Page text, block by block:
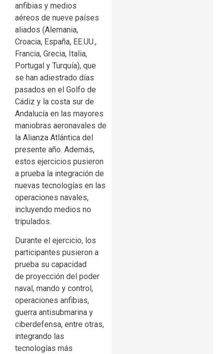
anfibias y medios
aéreos de nueve países
aliados (Alemania,
Croacia, España, EE.UU.,
Francia, Grecia, Italia,
Portugal y Turquía), que
se han adiestrado días
pasados en el Golfo de
Cádiz y la costa sur de
Andalucía en las mayores
maniobras aeronavales de
la Alianza Atlántica del
presente año. Además,
estos ejercicios pusieron
a prueba la integración de
nuevas tecnologías en las
operaciones navales,
incluyendo medios no
tripulados.
Durante el ejercicio, los
participantes pusieron a
prueba su capacidad
de proyección del poder
naval, mando y control,
operaciones anfibias,
guerra antisubmarina y
ciberdefensa, entre otras,
integrando las
tecnologías más